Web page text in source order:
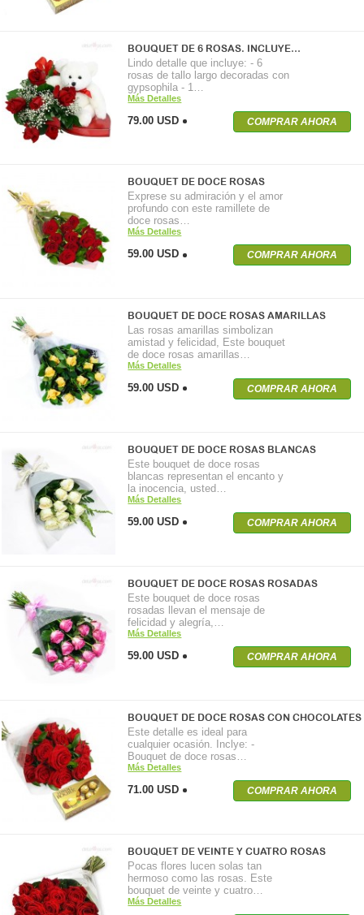
BOUQUET DE 6 ROSAS. INCLUYE…
Lindo detalle que incluye: - 6
rosas de tallo largo decoradas con
gypsophila - 1…
Más Detalles
79.00 USD COMPRAR AHORA
BOUQUET DE DOCE ROSAS
Exprese su admiración y el amor
profundo con este ramillete de
doce rosas…
Más Detalles
59.00 USD COMPRAR AHORA
BOUQUET DE DOCE ROSAS AMARILLAS
Las rosas amarillas simbolizan
amistad y felicidad, Este bouquet
de doce rosas amarillas…
Más Detalles
59.00 USD COMPRAR AHORA
BOUQUET DE DOCE ROSAS BLANCAS
Este bouquet de doce rosas
blancas representan el encanto y
la inocencia, usted…
Más Detalles
59.00 USD COMPRAR AHORA
BOUQUET DE DOCE ROSAS ROSADAS
Este bouquet de doce rosas
rosadas llevan el mensaje de
felicidad y alegría,…
Más Detalles
59.00 USD COMPRAR AHORA
BOUQUET DE DOCE ROSAS CON CHOCOLATES
Este detalle es ideal para
cualquier ocasión. Inclye: -
Bouquet de doce rosas…
Más Detalles
71.00 USD COMPRAR AHORA
BOUQUET DE VEINTE Y CUATRO ROSAS
Pocas flores lucen solas tan
hermoso como las rosas. Este
bouquet de veinte y cuatro…
Más Detalles